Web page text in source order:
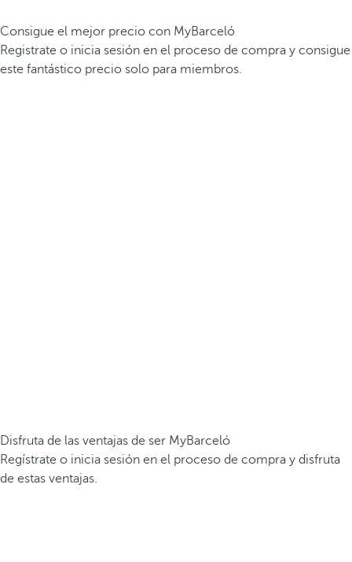
Consigue el mejor precio con MyBarceló
Registrate o inicia sesión en el proceso de compra y consigue
este fantástico precio solo para miembros.
Disfruta de las ventajas de ser MyBarceló
Regístrate o inicia sesión en el proceso de compra y disfruta
de estas ventajas.